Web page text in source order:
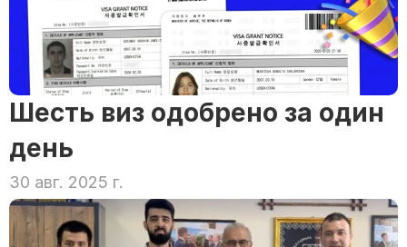
Шесть виз одобрено за один
день
30 авг. 2025 г.